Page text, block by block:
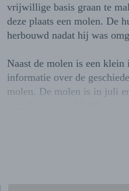
vrijwillige basis graan te
deze plaats een molen. De
herbouwd nadat hij was
Naast de molen is een
informatie over de
molen. De molen is in juli
overige maanden is de